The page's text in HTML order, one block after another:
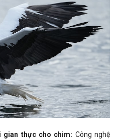
gian thực cho chim: Công nghệ